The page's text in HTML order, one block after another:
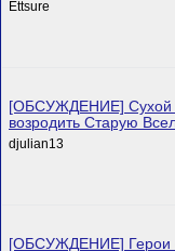
Ettsure
[ОБСУЖДЕНИЕ] Сухой
возродить Старую
djulian13
[ОБСУЖДЕНИЕ] Герои